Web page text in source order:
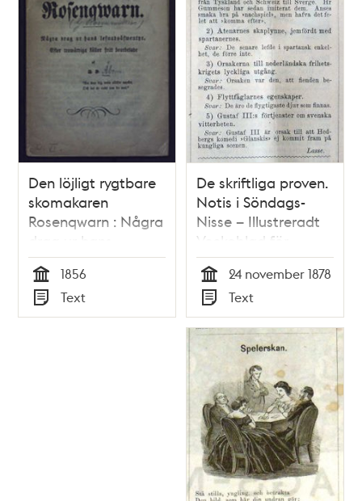
Den löjligt rygtbare
skomakaren
Rosenqwarn : Några
drag ur hans
lefnadsäfventyr
Tid
1856
Typ
Text
De skriftliga proven.
Notis i Söndags-
Nisse – Illustreradt
Veckoblad för
Skämt, Humor och
Satir, nr 47, den 24
november 1878
Tid
24 november 1878
Typ
Text